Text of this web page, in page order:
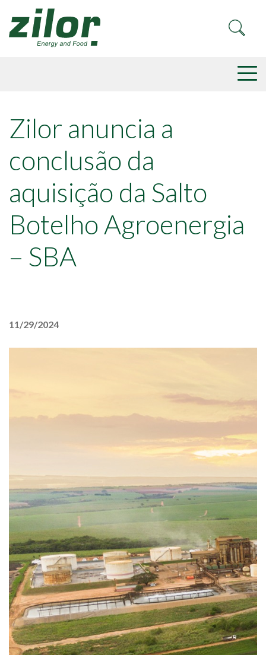
Zilor anuncia a
conclusão da
aquisição da Salto
Botelho Agroenergia
– SBA
11/29/2024